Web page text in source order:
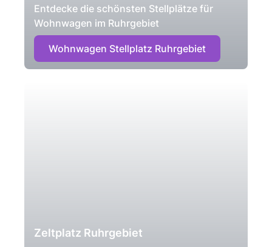
Entdecke die schönsten Stellplätze für
Wohnwagen im Ruhrgebiet
Wohnwagen Stellplatz Ruhrgebiet
Zeltplatz Ruhrgebiet